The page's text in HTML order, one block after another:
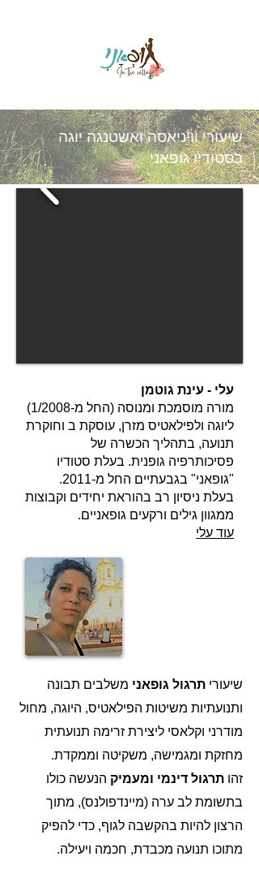
שיעורי וויניאסה ואשטנגה יוגה
בסטודיו גופאני
עלי - עינת גוטמן
מורה מוסמכת ומנוסה (החל מ-1/2008)
ליוגה ולפילאטיס מזרן, עוסקת ב וחוקרת
תנועה, בתהליך הכשרה של
פסיכותרפיה גופנית. בעלת סטודיו
"גופאני" בגבעתיים החל מ-2011.
בעלת ניסיון רב בהוראת יחידים וקבוצות
ממגוון גילים ורקעים גופאניים.
עוד עלי
שיעורי תרגול גופאני משלבים תבונה
ותנועתיות משיטות הפילאטיס, היוגה, מחול
מודרני וקלאסי ליצירת זרימה תנועתית
מחזקת ומגמישה, משקיטה וממקדת.
זהו תרגול דינמי ומעמיק הנעשה כולו
בתשומת לב ערה (מיינדפולנס), מתוך
הרצון להיות בהקשבה לגוף, כדי להפיק
מתוכו תנועה מכבדת, חכמה ויעילה.